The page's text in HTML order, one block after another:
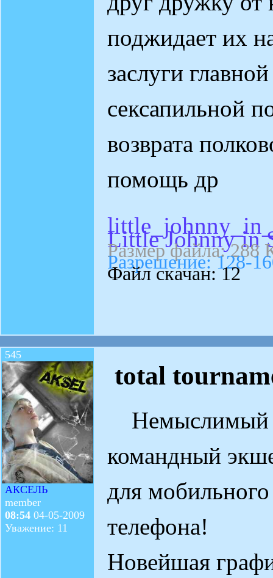
поджидает их
заслуги
сексапильной
возврата
помощь др
Little Johnny in
Размер файла: 288
Разрешение: 128-
Файл скачан: 12
545
АКСЕЛЬ
member
08:54 04-05-2009
Уважение: 11
total
Немыслимый
командный
для мобильного
телефона!
Новейшая